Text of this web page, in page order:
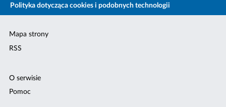
Polityka dotycząca cookies i podobnych technologii
Mapa strony
RSS
O serwisie
Pomoc